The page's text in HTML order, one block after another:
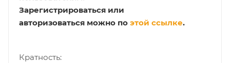
Зарегистрироваться или
авторизоваться можно по этой ссылке.
Кратность: